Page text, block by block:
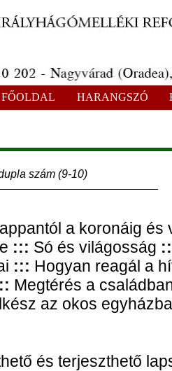
FŐOLDAL HARANGSZÓ
szám (9-10)
a koronáig
::: Só és világosság
::: Hogyan reagál a
Megtérés a
az okos
és terjeszthető